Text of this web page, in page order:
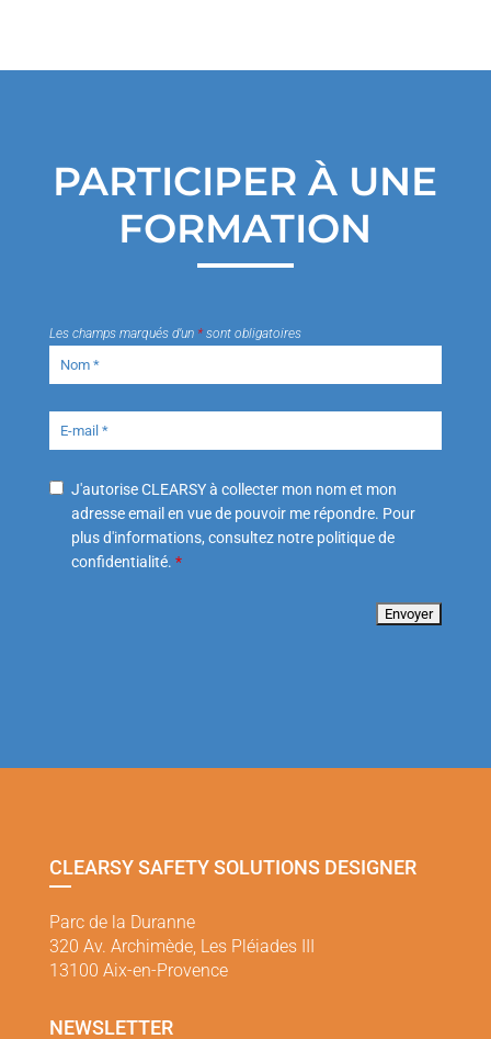
PARTICIPER À UNE
FORMATION
Les champs marqués d’un *sont obligatoires
J'autorise CLEARSY à collecter mon nom et mon
adresse email en vue de pouvoir me répondre. Pour
plus d'informations, consultez notre politique de
confidentialité. *
CLEARSY SAFETY SOLUTIONS DESIGNER
Parc de la Duranne
320 Av. Archimède, Les Pléiades III
13100 Aix-en-Provence
NEWSLETTER